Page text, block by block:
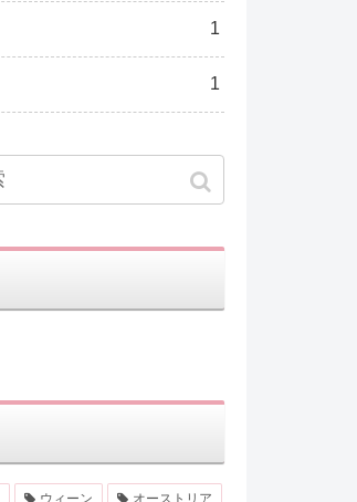
1
1